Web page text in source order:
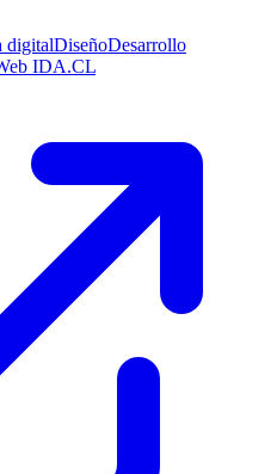
digitalDiseñoDesarrollo
IDA.CL